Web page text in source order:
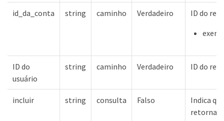
id_da_conta string caminho Verdadeiro
ID do
ID do
usuário
string caminho Verdadeiro ID do
incluir string consulta Falso
Indica